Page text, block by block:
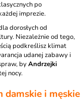
po
imprezie.
dorosłych od
Niezależnie od tego,
podkreślisz klimat
udanej zabawy i
byAndrzejki
nocy.
damskie i męskie